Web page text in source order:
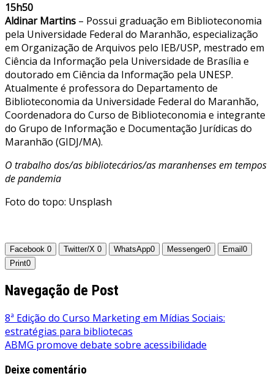
15h50
Aldinar Martins – Possui graduação em Biblioteconomia
pela Universidade Federal do Maranhão, especialização
em Organização de Arquivos pelo IEB/USP, mestrado em
Ciência da Informação pela Universidade de Brasília e
doutorado em Ciência da Informação pela UNESP.
Atualmente é professora do Departamento de
Biblioteconomia da Universidade Federal do Maranhão,
Coordenadora do Curso de Biblioteconomia e integrante
do Grupo de Informação e Documentação Jurídicas do
Maranhão (GIDJ/MA).
O trabalho dos/as bibliotecários/as maranhenses em tempos
de pandemia
Foto do topo: Unsplash
Facebook 0 Twitter/X 0 WhatsApp0 Messenger0 Email 0
Print0
Navegação de Post
8ª Edição do Curso Marketing em Mídias Sociais:
estratégias para bibliotecas
ABMG promove debate sobre acessibilidade
Deixe comentário